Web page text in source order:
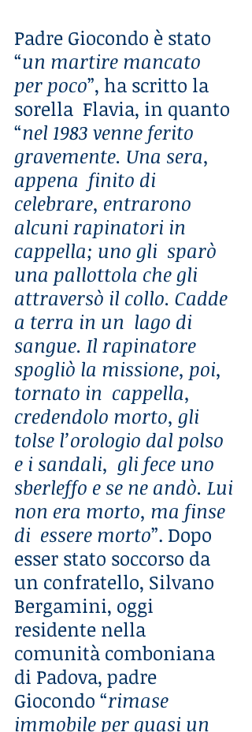
Padre Giocondo è stato
“un martire mancato
per poco”, ha scritto la
sorella  Flavia, in quanto
“nel 1983 venne ferito
gravemente. Una sera,
appena  finito di
celebrare, entrarono
alcuni rapinatori in
cappella; uno gli  sparò
una pallottola che gli
attraversò il collo. Cadde
a terra in un  lago di
sangue. Il rapinatore
spogliò la missione, poi,
tornato in  cappella,
credendolo morto, gli
tolse l’orologio dal polso
e i sandali,  gli fece uno
sberleffo e se ne andò. Lui
non era morto, ma finse
di  essere morto”. Dopo
esser stato soccorso da
un confratello, Silvano
Bergamini, oggi
residente nella
comunità comboniana
di Padova, padre
Giocondo “rimase
immobile per quasi un